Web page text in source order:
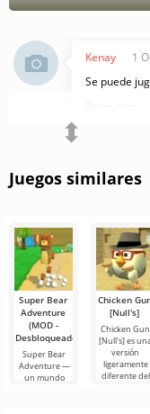
Nintendo
Kenay
1
Se puede
⬍
Juegos similares
Super Bear
Adventure
(MOD -
Desbloqueado)
Super Bear
Adventure —
un mundo
Chicken
[Null's]
Chicken Gun
[Null's] es
versión
ligeramente
diferente del